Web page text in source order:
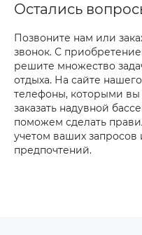
Остались
Позвоните нам или
звонок. С
решите множество
отдыха. На сайте
телефоны, которыми вы
заказать надувной
поможем сделать
учетом ваших
предпочтений.